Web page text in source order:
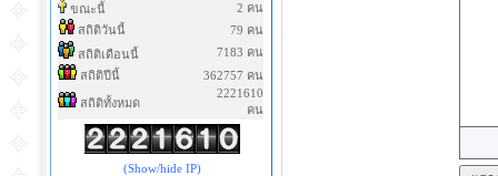
ขณะนี้
2 คน
สถิติวันนี้
79 คน
สถิติเดือนนี้
7183 คน
สถิติปีนี้
362757 คน
สถิติทั้งหมด
2221610
คน
(Show/hide IP)